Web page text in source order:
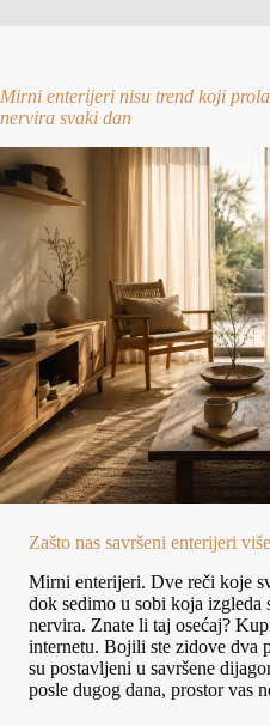
Mirni enterijeri nisu trend koji
nervira svaki dan
Zašto nas savršeni enterijeri
Mirni enterijeri. Dve reči koje
dok sedimo u sobi koja
nervira. Znate li taj osećaj?
internetu. Bojili ste zidove dva
su postavljeni u savršene
posle dugog dana, prostor vas
Back